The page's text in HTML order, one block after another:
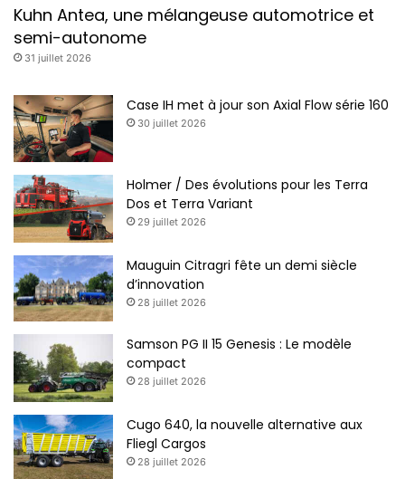
Kuhn Antea, une mélangeuse automotrice et
semi-autonome
31 juillet 2026
Case IH met à jour son Axial Flow série 160
30 juillet 2026
Holmer / Des évolutions pour les Terra
Dos et Terra Variant
29 juillet 2026
Mauguin Citragri fête un demi siècle
d’innovation
28 juillet 2026
Samson PG II 15 Genesis : Le modèle
compact
28 juillet 2026
Cugo 640, la nouvelle alternative aux
Fliegl Cargos
28 juillet 2026